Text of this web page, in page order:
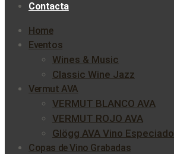
Contacta
Home
Eventos
Wines & Music
Classic Wine Jazz
Vermut AVA
VERMUT BLANCO AVA
VERMUT ROJO AVA
Glögg AVA Vino Especiado
Copas de Vino Grabadas